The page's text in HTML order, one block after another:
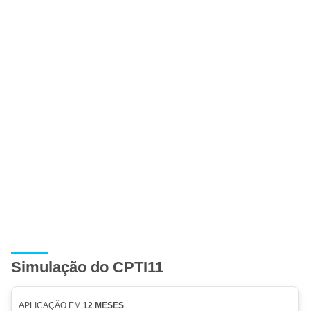
Simulação do CPTI11
APLICAÇÃO EM 12 MESES